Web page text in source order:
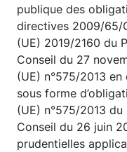
publique des
directives 2009/65/
(UE) 2019/2160 du
Conseil du 27
(UE) n°575/2013
sous forme
(UE) n°575/2013
Conseil du 26 juin
prudentielles